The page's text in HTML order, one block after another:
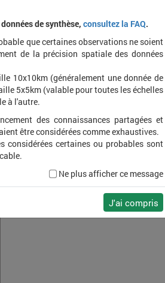
Paratillus carus
de synthèse, consultez la FAQ.
que certaines observations ne soient
de la précision spatiale des données
10x10km (généralement une donnée de
5x5km (valable pour toutes les échelles
à l'autre.
des connaissances partagées et
être considérées comme exhaustives.
considérées certaines ou probables sont
Ne plus afficher ce message
J'ai compris